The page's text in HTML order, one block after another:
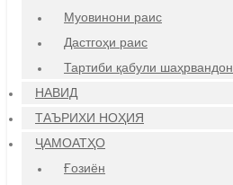
Муовинони раис
Дастгоҳи раис
Тартиби қабули шаҳрвандон
НАВИД
ТАЪРИХИ НОҲИЯ
ҶАМОАТҲО
Ғозиён